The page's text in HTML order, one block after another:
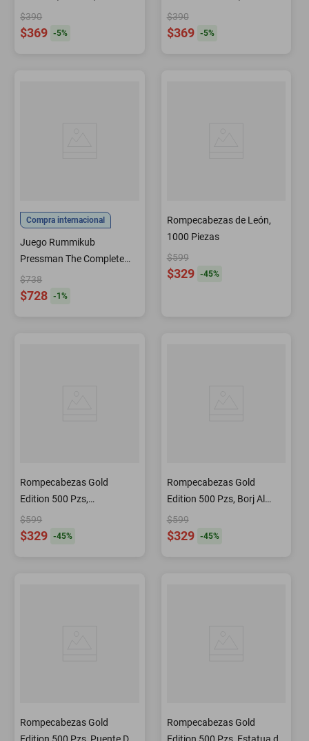
Palacio, San Petersburgo
$390
$369 -5%
Pesca
$390
$369 -5%
Compra internacional
Juego Rummikub
Pressman The Complete
Original con funda
$738
$728 -1%
Rompecabezas de León,
1000 Piezas
$599
$329 -45%
Rompecabezas Gold
Edition 500 Pzs,
Compartiendo Secretos
$599
$329 -45%
Rompecabezas Gold
Edition 500 Pzs, Borj Al
Araba, Dubai
$599
$329 -45%
Rompecabezas Gold
Rompecabezas Gold